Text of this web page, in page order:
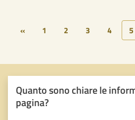
« 1 2 3 4 5
Quanto sono chiare le
pagina?